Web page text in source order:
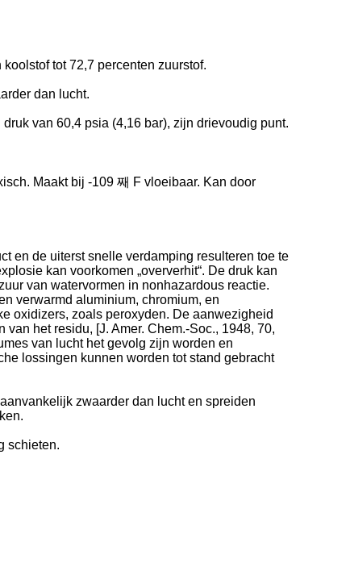
tot 72,7 percenten zuurstof.
dan lucht.
van 60,4 psia (4,16 bar), zijn drievoudig punt.
Maakt bij -109 째 F vloeibaar. Kan door
en de uiterst snelle verdamping resulteren toe te
kan voorkomen „oververhit“. De druk kan
van watervormen in nonhazardous reactie.
verwarmd aluminium, chromium, en
oxidizers, zoals peroxyden. De aanwezigheid
het residu, [J. Amer. Chem.-Soc., 1948, 70,
van lucht het gevolg zijn worden en
lossingen kunnen worden tot stand gebracht
zwaarder dan lucht en spreiden
schieten.